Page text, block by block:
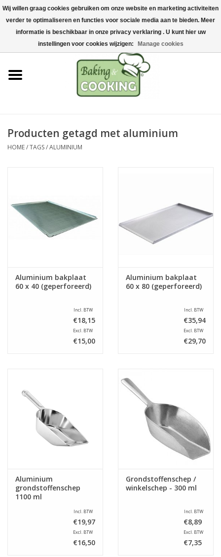
Home
Bak-& kookgerei
Machines & onderdelen
Chocolade & ijsbereiding
Hygiëne & opslag
Acties
Producten getagd met aluminium
HOME/TAGS/ALUMINIUM
Aluminium bakplaat
60 x 40 (geperforeerd)
Incl. BTW
€18,15
Excl. BTW
€15,00
Aluminium bakplaat
60 x 80 (geperforeerd)
Incl. BTW
€35,94
Excl. BTW
€29,70
Aluminium
grondstoffenschep
1100 ml
Incl. BTW
€19,97
Excl. BTW
€16,50
Grondstoffenschep /
winkelschep - 300 ml
Incl. BTW
€8,89
Excl. BTW
€7,35
Wij willen graag cookies gebruiken om onze website en marketing activiteiten
verder te optimaliseren en functies voor sociale media aan te bieden. Meer
informatie is beschikbaar in onze privacy verklaring . U kunt hier uw
instellingen voor cookies wijzigen:
Manage cookies